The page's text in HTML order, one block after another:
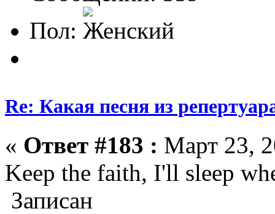
Пол:
Re: Какая песня из
« Ответ #183 : Март 23,
Keep the faith, I'll sleep
Записан